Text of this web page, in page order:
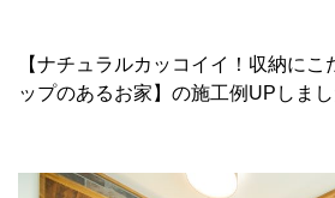
【ナチュラルカッコイイ！収納に
ップのあるお家】の施工例UPしまし